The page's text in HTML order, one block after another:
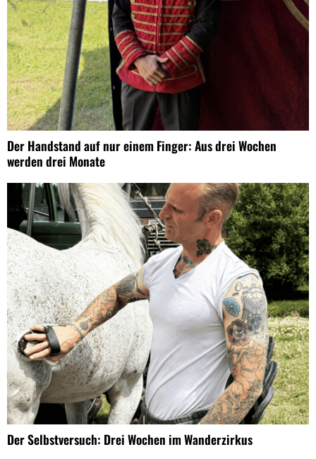
Der Handstand auf nur einem Finger: Aus drei Wochen
werden drei Monate
Der Selbstversuch: Drei Wochen im Wanderzirkus